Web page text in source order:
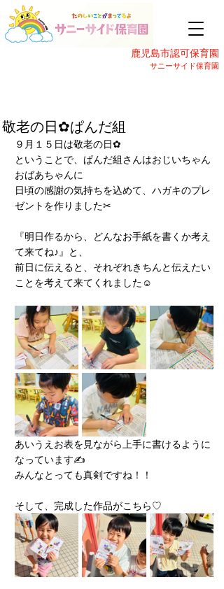
鹿児島市認可保育園
サニーサイド保育園
敬老の日✿ぱんだ組
９月１５日は敬老の日✿
ということで、ぱんだ組さんはおじいちゃん
おばあちゃんに
日頃の感謝の気持ちを込めて、ハガキのプレ
ゼントを作りました✂
『明日作るから、どんなお手紙を書くか考え
て来てね♪』と、
前日に伝えると、それぞれきちんと伝えたい
ことを考えて来てくれました☺
あいうえお表を見ながら上手に書けるように
なっています✍
みんなとっても真剣ですね！！
そして、完成した作品がこちら♡